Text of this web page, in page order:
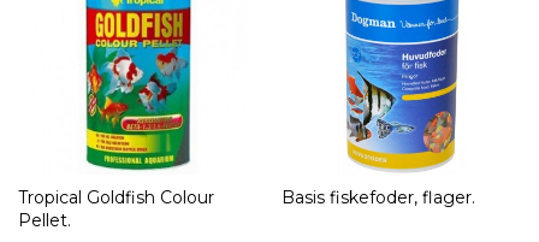
Tropical Goldfish Colour
Pellet.
Basis fiskefoder, flager.